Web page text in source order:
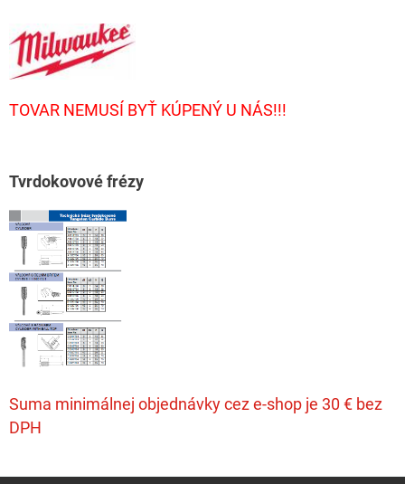
TOVAR NEMUSÍ BYŤ KÚPENÝ U NÁS!!!
Tvrdokovové frézy
Suma minimálnej objednávky cez e-shop je 30 € bez
DPH